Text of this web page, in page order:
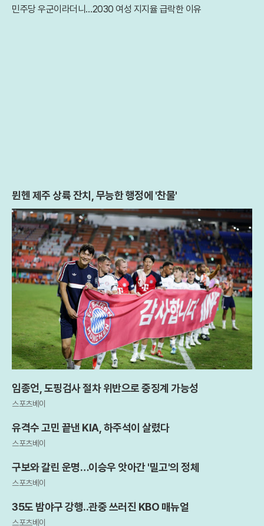
민주당 우군이라더니…2030 여성 지지율 급락한 이유
뮌헨 제주 상륙 잔치, 무능한 행정에 '찬물'
임종언, 도핑검사 절차 위반으로 중징계 가능성
스포츠베이
유격수 고민 끝낸 KIA, 하주석이 살렸다
스포츠베이
구보와 갈린 운명…이승우 앗아간 '밀고'의 정체
스포츠베이
35도 밤야구 강행..관중 쓰러진 KBO 매뉴얼
스포츠베이